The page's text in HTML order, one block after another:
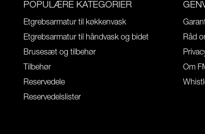
POPULÆRE KATEGORIER
Etgrebsarmatur til køkkenvask
Etgrebsarmatur til håndvask og bidet
Brusesæt og tilbehør
Tilbehør
Reservedele
Reservedelslister
Råd
Om